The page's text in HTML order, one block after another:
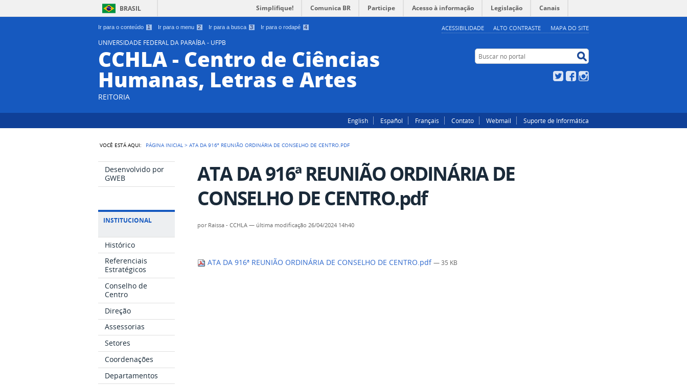
Ir para o conteúdo 1 Ir para o menu 2 Ir para a busca 3 Ir para o rodapé 4 ACESSIBILIDADE ALTO CONTRASTE MAPA DO SITE
BRASIL Simplifique! Comunica BR Participe Acesso à informação Legislação Canais
UNIVERSIDADE FEDERAL DA PARAÍBA - UFPB
CCHLA - Centro de Ciências
Humanas, Letras e Artes
REITORIA
Buscar no portal
TwitterFacebook
English Español Français Contato Webmail Suporte de Informática
VOCÊ ESTÁ AQUI: PÁGINA INICIAL >ATA DA 916ª REUNIÃO ORDINÁRIA DE CONSELHO DE CENTRO.PDF
Desenvolvido por
GWEB
INSTITUCIONAL
Histórico
Referenciais
Estratégicos
Conselho de
Centro
Direção
Assessorias
Setores
Coordenações
Departamentos
ATA DA 916ª REUNIÃO ORDINÁRIA DE
CONSELHO DE CENTRO.pdf
por Raissa - CCHLA — última modificação 26/04/2024 14h40
ATA DA 916ª REUNIÃO ORDINÁRIA DE CONSELHO DE CENTRO.pdf— 35 KB